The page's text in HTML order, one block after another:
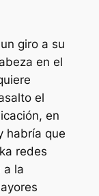
giro a su
en el
el
en
habría que
redes
a la